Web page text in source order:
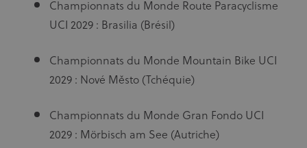
Championnats du Monde Route Paracyclisme
UCI 2029 : Brasilia (Brésil)
Championnats du Monde Mountain Bike UCI
2029 : Nové Město (Tchéquie)
Championnats du Monde Gran Fondo UCI
2029 : Mörbisch am See (Autriche)